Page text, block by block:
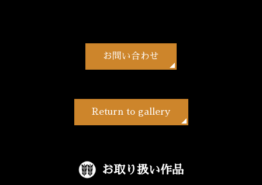
お問い合わせ
Return to gallery
お取り扱い作品